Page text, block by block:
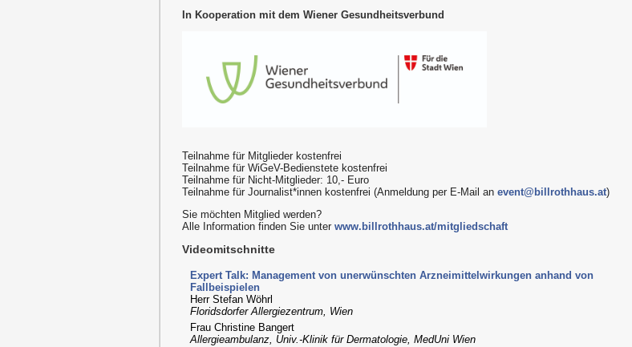
In Kooperation mit dem Wiener Gesundheitsverbund
Teilnahme für Mitglieder kostenfrei
Teilnahme für WiGeV-Bedienstete kostenfrei
Teilnahme für Nicht-Mitglieder: 10,- Euro
Teilnahme für Journalist*innen kostenfrei (Anmeldung per E-Mail an event@billrothhaus.at)
Sie möchten Mitglied werden?
Alle Information finden Sie unter www.billrothhaus.at/mitgliedschaft
Videomitschnitte
Expert Talk: Management von unerwünschten Arzneimittelwirkungen anhand von
Fallbeispielen
Herr Stefan Wöhrl
Floridsdorfer Allergiezentrum, Wien
Frau Christine Bangert
Allergieambulanz, Univ.-Klinik für Dermatologie, MedUni Wien